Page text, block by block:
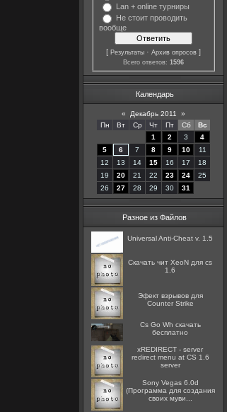
Lan + online турниры
Не стоит проводить
вообще
[ Результаты · Архив опросов ]
Всего ответов: 1596
Календарь
« Декабрь 2011
»
Пн
Вт Ср Чт Пт Сб
Вс
1
2 3
4
5
6 7 8 9 10
11
12
13 14 15 16 17
18
19
20 21 22 23 24
25
26
27 28 29 30 31
Разное из Файлов
Universal Anti-Cheat v. 1.5
Скачать чит XeoN для cs
1.6
Эфект взрывов для
Counter Strike
Cs Go Wh скачать
бесплатно
xREDIRECT - server
redirect menu at CS 1.6
server
Sony Vegas 6.0d
(Программа для создания
своих муви...